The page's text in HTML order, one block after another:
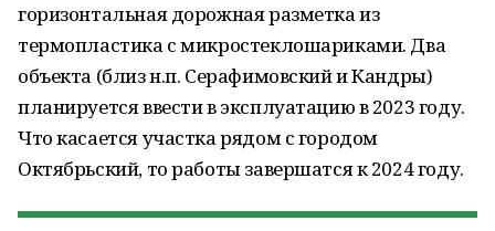
горизонтальная дорожная разметка из
термопластика с микростеклошариками. Два
объекта (близ н.п. Серафимовский и Кандры)
планируется ввести в эксплуатацию в 2023 году.
Что касается участка рядом с городом
Октябрьский, то работы завершатся к 2024 году.